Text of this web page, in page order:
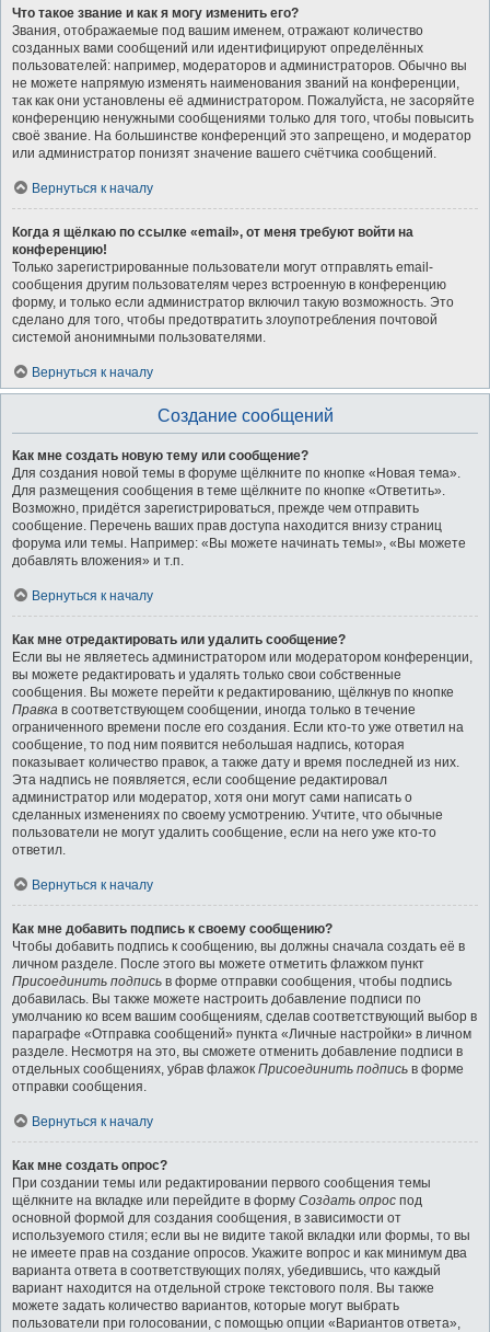
Что такое звание и как я могу изменить его?
Звания, отображаемые под вашим именем, отражают количество
созданных вами сообщений или идентифицируют определённых
пользователей: например, модераторов и администраторов. Обычно вы
не можете напрямую изменять наименования званий на конференции,
так как они установлены её администратором. Пожалуйста, не засоряйте
конференцию ненужными сообщениями только для того, чтобы повысить
своё звание. На большинстве конференций это запрещено, и модератор
или администратор понизят значение вашего счётчика сообщений.
Вернуться к началу
Когда я щёлкаю по ссылке «email», от меня требуют войти на
конференцию!
Только зарегистрированные пользователи могут отправлять email-
сообщения другим пользователям через встроенную в конференцию
форму, и только если администратор включил такую возможность. Это
сделано для того, чтобы предотвратить злоупотребления почтовой
системой анонимными пользователями.
Вернуться к началу
Создание сообщений
Как мне создать новую тему или сообщение?
Для создания новой темы в форуме щёлкните по кнопке «Новая тема».
Для размещения сообщения в теме щёлкните по кнопке «Ответить».
Возможно, придётся зарегистрироваться, прежде чем отправить
сообщение. Перечень ваших прав доступа находится внизу страниц
форума или темы. Например: «Вы можете начинать темы», «Вы можете
добавлять вложения» и т.п.
Вернуться к началу
Как мне отредактировать или удалить сообщение?
Если вы не являетесь администратором или модератором конференции,
вы можете редактировать и удалять только свои собственные
сообщения. Вы можете перейти к редактированию, щёлкнув по кнопке
Правка в соответствующем сообщении, иногда только в течение
ограниченного времени после его создания. Если кто-то уже ответил на
сообщение, то под ним появится небольшая надпись, которая
показывает количество правок, а также дату и время последней из них.
Эта надпись не появляется, если сообщение редактировал
администратор или модератор, хотя они могут сами написать о
сделанных изменениях по своему усмотрению. Учтите, что обычные
пользователи не могут удалить сообщение, если на него уже кто-то
ответил.
Вернуться к началу
Как мне добавить подпись к своему сообщению?
Чтобы добавить подпись к сообщению, вы должны сначала создать её в
личном разделе. После этого вы можете отметить флажком пункт
Присоединить подпись в форме отправки сообщения, чтобы подпись
добавилась. Вы также можете настроить добавление подписи по
умолчанию ко всем вашим сообщениям, сделав соответствующий выбор в
параграфе «Отправка сообщений» пункта «Личные настройки» в личном
разделе. Несмотря на это, вы сможете отменить добавление подписи в
отдельных сообщениях, убрав флажок Присоединить подпись в форме
отправки сообщения.
Вернуться к началу
Как мне создать опрос?
При создании темы или редактировании первого сообщения темы
щёлкните на вкладке или перейдите в форму Создать опрос под
основной формой для создания сообщения, в зависимости от
используемого стиля; если вы не видите такой вкладки или формы, то вы
не имеете прав на создание опросов. Укажите вопрос и как минимум два
варианта ответа в соответствующих полях, убедившись, что каждый
вариант находится на отдельной строке текстового поля. Вы также
можете задать количество вариантов, которые могут выбрать
пользователи при голосовании, с помощью опции «Вариантов ответа»,